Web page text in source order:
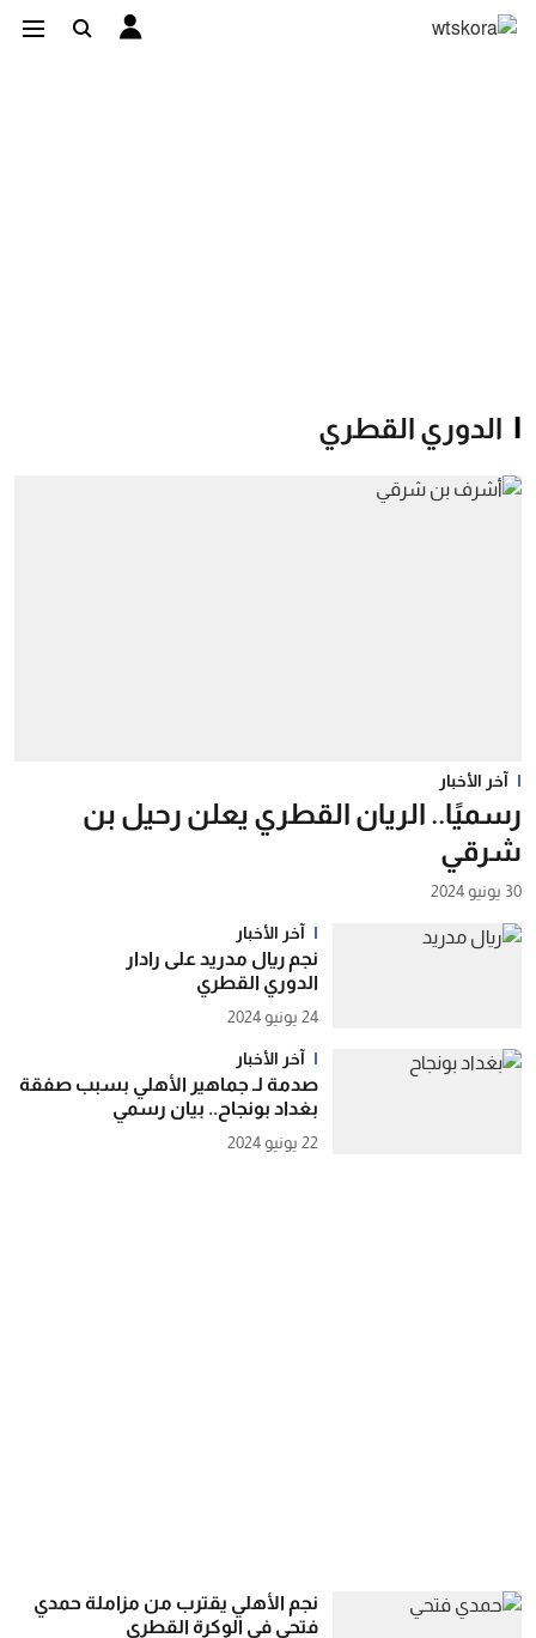
الدوري القطري
آخر الأخبار
رسميًا.. الريان القطري يعلن رحيل بن
شرقي
30 يونيو 2024
آخر الأخبار
نجم ريال مدريد على رادار
الدوري القطري
24 يونيو 2024
آخر الأخبار
صدمة لـ جماهير الأهلي بسبب صفقة
بغداد بونجاح.. بيان رسمي
22 يونيو 2024
نجم الأهلي يقترب من مزاملة حمدي
فتحي في الوكرة القطري